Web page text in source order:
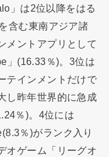
」は2位以降をはる
含む東南アジア諸
メントアプリとして
」(16.33％)。3位は
テインメントだけで
し昨年世界的に急成
％)。4位には
％)がランク入り
オゲーム「リーグオ